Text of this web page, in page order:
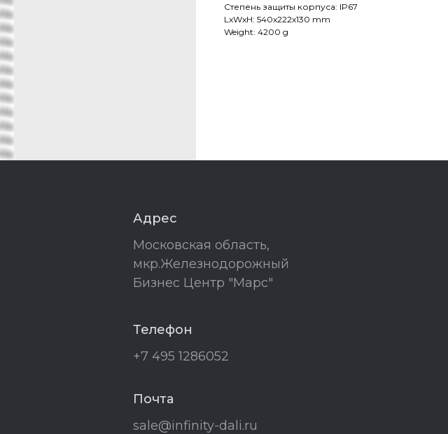
Степень защиты корпуса: IP67
LxWxH: 540x222x130 mm
Weight: 4200 g
Адрес
Московская область,
мкр.Железнодорожный
Бизнес Центр "Марс"
Телефон
+7 495 1286052
Почта
sale@infinity-dali.ru